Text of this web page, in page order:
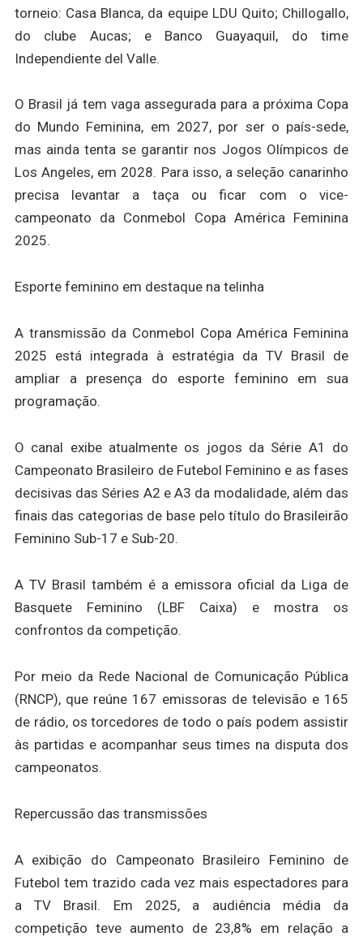
torneio: Casa Blanca, da equipe LDU Quito; Chillogallo,
do clube Aucas; e Banco Guayaquil, do time
Independiente del Valle.
O Brasil já tem vaga assegurada para a próxima Copa
do Mundo Feminina, em 2027, por ser o país-sede,
mas ainda tenta se garantir nos Jogos Olímpicos de
Los Angeles, em 2028. Para isso, a seleção canarinho
precisa levantar a taça ou ficar com o vice-
campeonato da Conmebol Copa América Feminina
2025.
Esporte feminino em destaque na telinha
A transmissão da Conmebol Copa América Feminina
2025 está integrada à estratégia da TV Brasil de
ampliar a presença do esporte feminino em sua
programação.
O canal exibe atualmente os jogos da Série A1 do
Campeonato Brasileiro de Futebol Feminino e as fases
decisivas das Séries A2 e A3 da modalidade, além das
finais das categorias de base pelo título do Brasileirão
Feminino Sub-17 e Sub-20.
A TV Brasil também é a emissora oficial da Liga de
Basquete Feminino (LBF Caixa) e mostra os
confrontos da competição.
Por meio da Rede Nacional de Comunicação Pública
(RNCP), que reúne 167 emissoras de televisão e 165
de rádio, os torcedores de todo o país podem assistir
às partidas e acompanhar seus times na disputa dos
campeonatos.
Repercussão das transmissões
A exibição do Campeonato Brasileiro Feminino de
Futebol tem trazido cada vez mais espectadores para
a TV Brasil. Em 2025, a audiência média da
competição teve aumento de 23,8% em relação a